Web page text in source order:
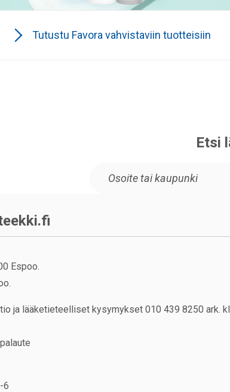
Tutustu Favora vahvistaviin tuotteisiin
Etsi
Espoo.
ja lääketieteelliset kysymykset 010 439 8250 ark.
6